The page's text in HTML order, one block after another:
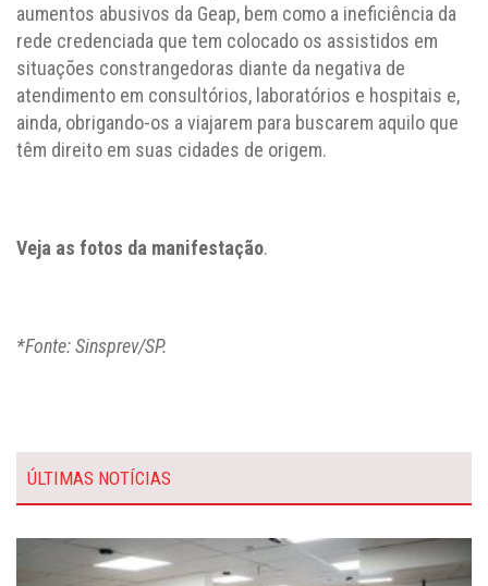
aumentos abusivos da Geap, bem como a ineficiência da
rede credenciada que tem colocado os assistidos em
situações constrangedoras diante da negativa de
atendimento em consultórios, laboratórios e hospitais e,
ainda, obrigando-os a viajarem para buscarem aquilo que
têm direito em suas cidades de origem.
Veja as fotos da manifestação.
*Fonte: Sinsprev/SP.
ÚLTIMAS NOTÍCIAS